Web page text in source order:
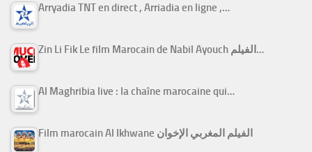
Arryadia TNT en direct , Arriadia en ligne ,…
Zin Li Fik Le film Marocain de Nabil Ayouch الفيلم…
Al Maghribia live : la chaîne marocaine qui…
Film marocain Al Ikhwane الفيلم المغربي الإخوان